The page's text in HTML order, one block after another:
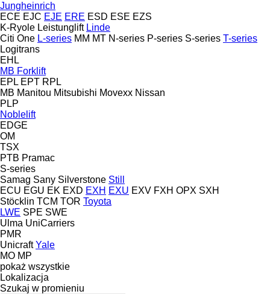
Jungheinrich
ECE EJC EJE ERE ESD ESE EZS
K-Ryole Leistunglift Linde
Citi One L-series MM MT N-series P-series S-series T-series
Logitrans
EHL
MB Forklift
EPL EPT RPL
MB Manitou Mitsubishi Movexx Nissan
PLP
Noblelift
EDGE
OM
TSX
PTB Pramac
S-series
Samag Sany Silverstone Still
ECU EGU EK EXD EXH EXU EXV FXH OPX SXH
Stöcklin TCM TOR Toyota
LWE SPE SWE
Ulma UniCarriers
PMR
Unicraft Yale
MO MP
pokaż wszystkie
Lokalizacja
Szukaj w promieniu